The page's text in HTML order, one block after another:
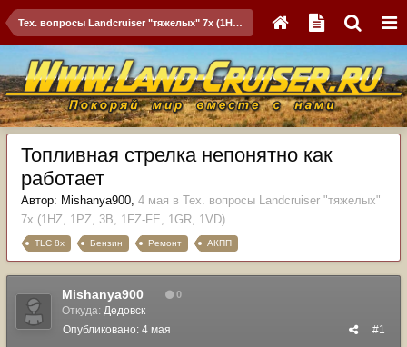
Тех. вопросы Landcruiser "тяжелых" 7x (1HZ, 1PZ, 3B, 1FZ-FE, 1GR, 1VD)
Топливная стрелка непонятно как
работает
Автор: Mishanya900, 4 мая в Тех. вопросы Landcruiser "тяжелых"
7x (1HZ, 1PZ, 3B, 1FZ-FE, 1GR, 1VD)
TLC 8x Бензин Ремонт АКПП
Mishanya900 0
Откуда: Дедовск
#1
Опубликовано: 4 мая